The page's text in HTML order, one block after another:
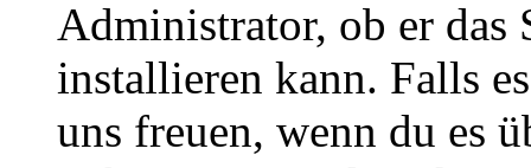
Administrator, ob er das
installieren kann. Falls
uns freuen, wenn du es